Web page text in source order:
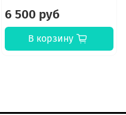
6 500 руб
В корзину